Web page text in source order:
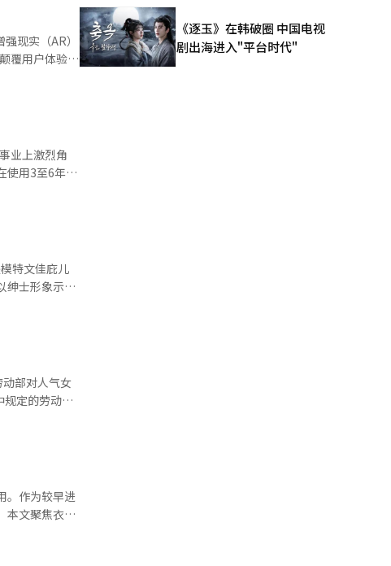
电动汽车提
6月与中国浙
产线。SNE
增长。除了
元化战略，
不容小觑的
掌握核心技
领先地位。
。此外，针
的发展蓝
距项目”新
方向的精准
焦超差距项
设大数据平
持和发展方
现实（AR）
覆用户体验并
奠定坚实基
6
业界普遍预
将在本周内
增长率
间的映射，
技术供应商
长，企业应
业上激烈角
使用3至6年
新的客户群
产品线，推
全球市场，
务稳健发展
渠道，以应
，三星电子
长的趋势。
计划将租赁
提升竞争力，
清洗服务。
业绩的提
绅士形象示人
，与比自己
两人达成和
儿生活，也
众文
特、施瓦辛
，为家庭构成
或变得更加友
规定的劳动
工资为目的
较为牵强。不
下班时间，演
纳事业所得
。作为较早进
本文聚焦衣恋
《逐玉》在韩破圈 中国电视
剧出海进入"平台时代"